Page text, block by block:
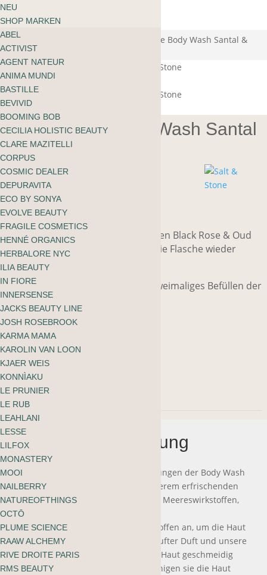
Start
/ Salt & Stone Body Wash Santal &
Vetiver Refill
Salt & Stone Body Wash Santal
& Vetiver Refill
CHF69.00
Eine Nachfüllpackung des luxuriösen Black Rose & Oud
Body Wash von Salt & Stone, um die Flasche wieder
aufzufüllen.
Die Nachfüllpackung ermöglicht zweimaliges Befüllen der
Body Wash Flasche.
946 ml
Nicht vorrätig
Beschreibung
Ein Beutel reicht für zwei Nachfüllungen der Body Wash
Flasche. Lege einen Vorrat von unserem erfrischenden
Gel-Body Cleanser mit botanischen Meereswirkstoffen,
Antioxidantien und natürlichen
feuchtigkeitsspendenden Inhaltsstoffen an, um die Haut
zu regenerieren. Unser meistverkaufter Duft und unsere
meistverkaufte Formel machen die Haut geschmeidig
und beruhigen sie. Gleichzeitig reinigen sie die Haut
Warenkorb
kein Produkt gefunden
zu shoppen
ÜBER MOOI
BLOG
English
NEU
SHOP MARKEN
ABEL
ACTIVIST
AGENT NATEUR
ANIMA MUNDI
BASTILLE
BEVIVID
BOOMING BOB
CECILIA HOLISTIC BEAUTY
CLARE MAZITELLI
CORPUS
COSMIC DEALER
DEPURAVITA
ECO BY SONYA
EVOLVE BEAUTY
FRAGILE COSMETICS
HENNÉ ORGANICS
HERBALORE NYC
ILIA BEAUTY
IN FIORE
INNERSENSE
JACKS BEAUTY LINE
JOSH ROSEBROOK
KARMA MAMA
KAROLIN VAN LOON
KJAER WEIS
KONNÌAKU
LE PRUNIER
LE RUB
LEAHLANI
LESSE
LILFOX
MONASTERY
MOOI
NAILBERRY
NATUREOFTHINGS
OCTŌ
PLUME SCIENCE
RAAW ALCHEMY
RIVE DROITE PARIS
RMS BEAUTY